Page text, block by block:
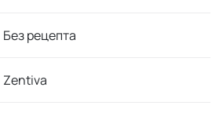
Без рецепта
Zentiva